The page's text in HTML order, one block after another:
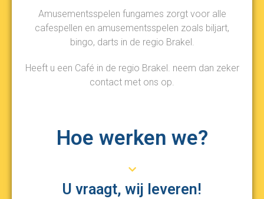
Amusementsspelen fungames zorgt voor alle
cafespellen en amusementsspelen zoals biljart,
bingo, darts in de regio Brakel.
Heeft u een Café in de regio Brakel. neem dan zeker
contact met ons op.
Hoe werken we?
U vraagt, wij leveren!